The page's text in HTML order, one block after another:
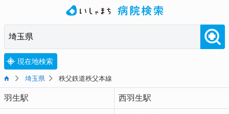
現在地検索
埼玉県 秩父鉄道秩父本線
羽生駅 西羽生駅